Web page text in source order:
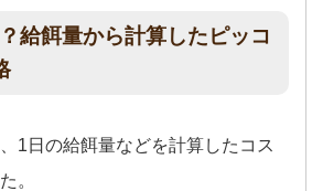
給餌量から計算したピッコ
1日の給餌量などを計算したコス
。